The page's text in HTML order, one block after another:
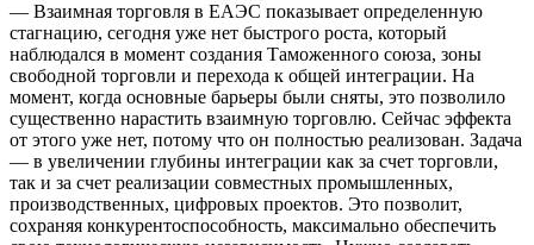
— Взаимная торговля в ЕАЭС показывает определенную
стагнацию, сегодня уже нет быстрого роста, который
наблюдался в момент создания Таможенного союза, зоны
свободной торговли и перехода к общей интеграции. На
момент, когда основные барьеры были сняты, это позволило
существенно нарастить взаимную торговлю. Сейчас эффекта
от этого уже нет, потому что он полностью реализован. Задача
— в увеличении глубины интеграции как за счет торговли,
так и за счет реализации совместных промышленных,
производственных, цифровых проектов. Это позволит,
сохраняя конкурентоспособность, максимально обеспечить